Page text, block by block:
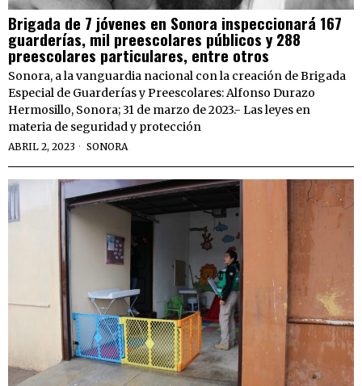
Brigada de 7 jóvenes en Sonora inspeccionará 167
guarderías, mil preescolares públicos y 288
preescolares particulares, entre otros
Sonora, a la vanguardia nacional con la creación de Brigada
Especial de Guarderías y Preescolares: Alfonso Durazo
Hermosillo, Sonora; 31 de marzo de 2023.- Las leyes en
materia de seguridad y protección
ABRIL 2, 2023 SONORA